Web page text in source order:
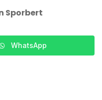
Sporbert
WhatsApp